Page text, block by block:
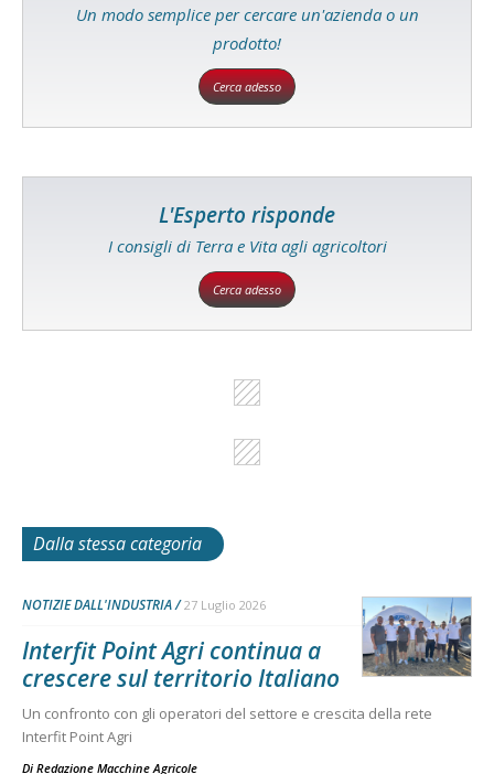
Un modo semplice per cercare un'azienda o un
prodotto!
Cerca adesso
L'Esperto risponde
I consigli di Terra e Vita agli agricoltori
Cerca adesso
Dalla stessa categoria
NOTIZIE DALL'INDUSTRIA 27 Luglio 2026
Interfit Point Agri continua a
crescere sul territorio Italiano
Un confronto con gli operatori del settore e crescita della rete
Interfit Point Agri
Di Redazione Macchine Agricole